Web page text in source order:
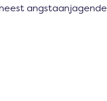
angstaanjagende